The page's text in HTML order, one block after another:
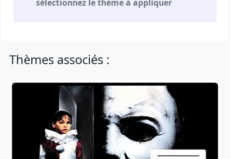
sélectionnez le thème à appliquer
Thèmes associés :